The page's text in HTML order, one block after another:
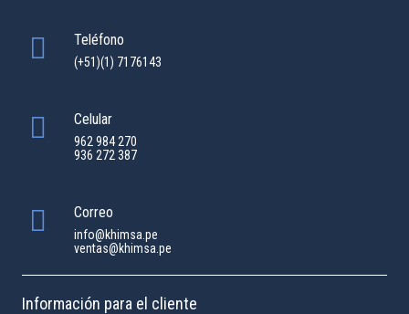
Teléfono
(+51)(1) 7176143
Celular
962 984 270
936 272 387
Correo
info@khimsa.pe
ventas@khimsa.pe
Información para el cliente